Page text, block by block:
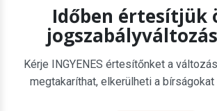
Időben értesítjük
Kérje INGYENES értesítőnket a
megtakaríthat, elkerülheti a